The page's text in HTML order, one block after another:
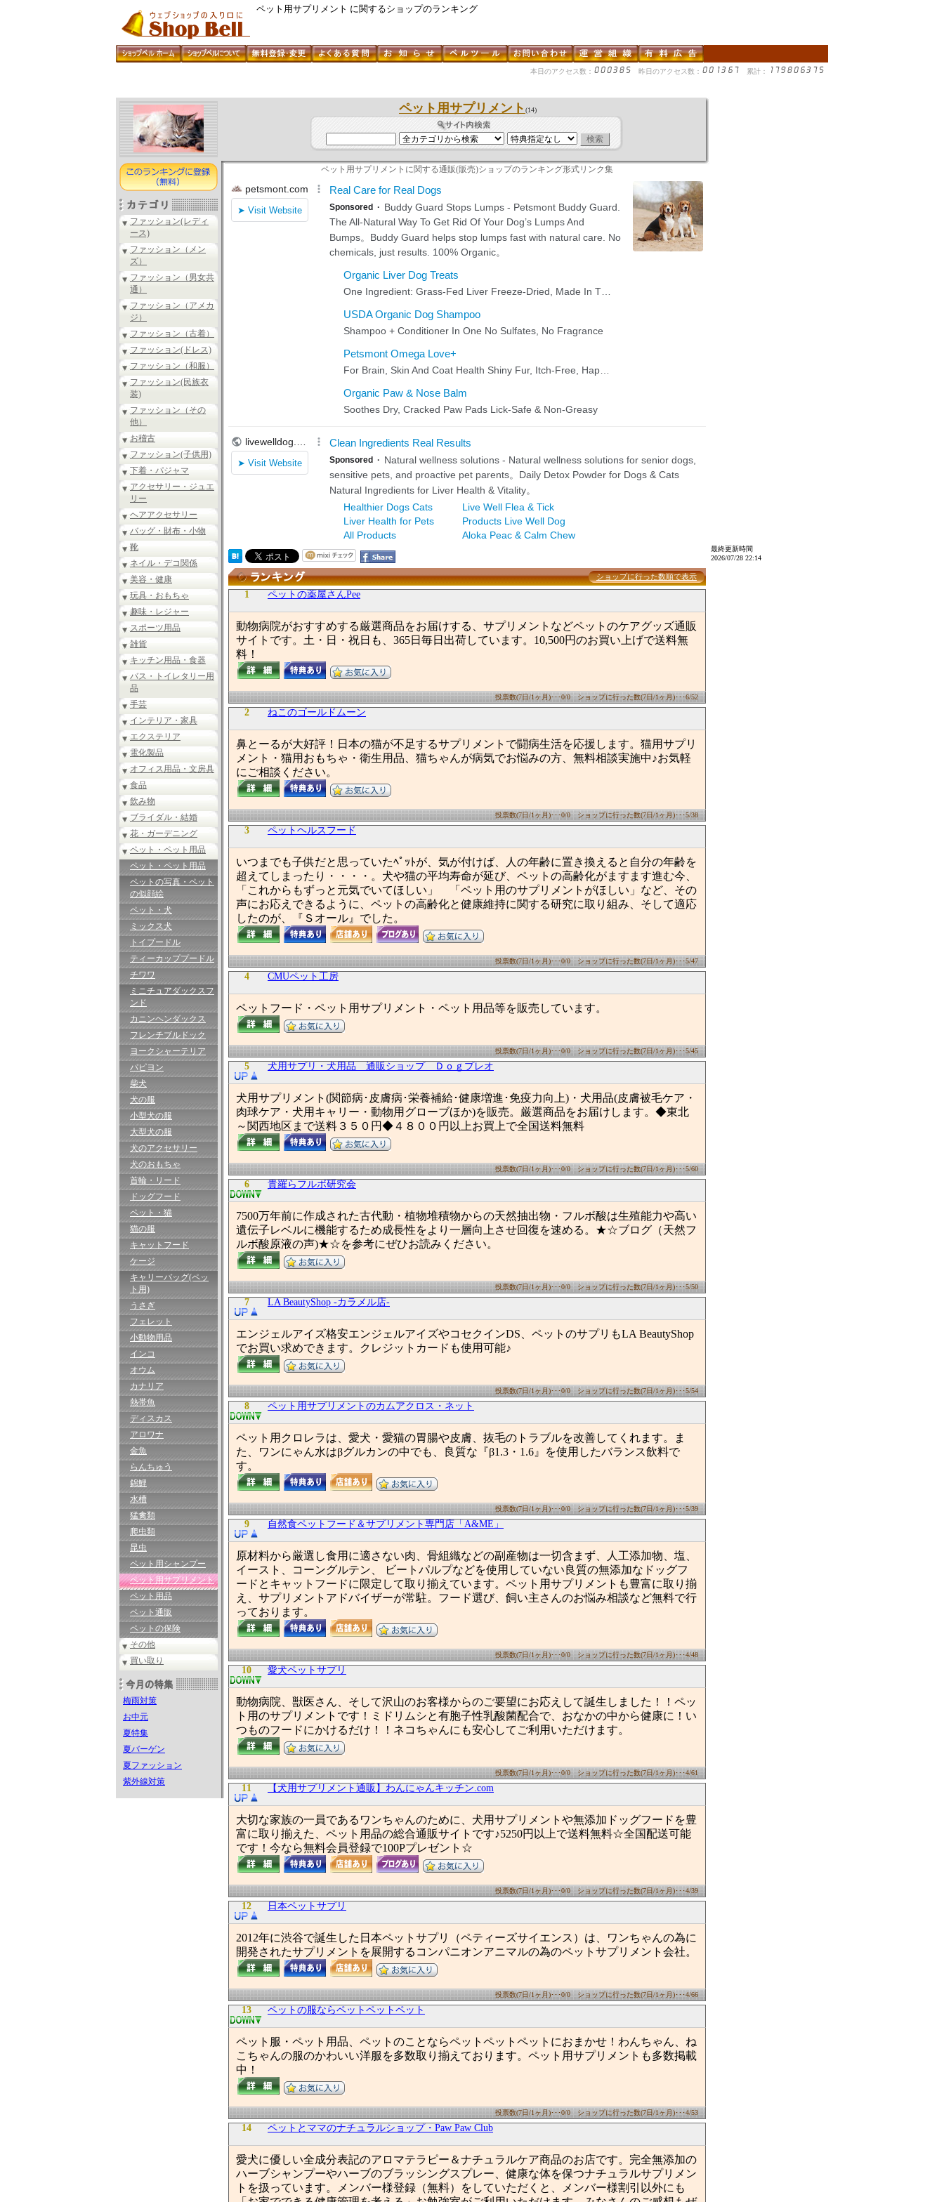
ペット用サプリメント に関するショップのランキング
本日のアクセス数： 昨日のアクセス数： 累計：
ファッション(レディ
ース)
ファッション（メン
ズ）
ファッション（男女共
通）
ファッション（アメカ
ジ）
ファッション（古着）
ファッション(ドレス)
ファッション（和服）
ファッション(民族衣
装)
ファッション（その
他）
お稽古
ファッション(子供用)
下着・パジャマ
アクセサリー・ジュエ
リー
ヘアアクセサリー
バッグ・財布・小物
靴
ネイル・デコ関係
美容・健康
玩具・おもちゃ
趣味・レジャー
スポーツ用品
雑貨
キッチン用品・食器
バス・トイレタリー用
品
手芸
インテリア・家具
エクステリア
電化製品
オフィス用品・文房具
食品
飲み物
ブライダル・結婚
花・ガーデニング
ペット・ペット用品
ペット・ペット用品
ペットの写真・ペット
の似顔絵
ペット・犬
ミックス犬
トイプードル
ティーカッププードル
チワワ
ミニチュアダックスフ
ンド
カニンヘンダックス
フレンチブルドック
ヨークシャーテリア
パピヨン
柴犬
犬の服
小型犬の服
大型犬の服
犬のアクセサリー
犬のおもちゃ
首輪・リード
ドッグフード
ペット・猫
猫の服
キャットフード
ケージ
キャリーバッグ(ペッ
ト用)
うさぎ
フェレット
小動物用品
インコ
オウム
カナリア
熱帯魚
ディスカス
アロワナ
金魚
らんちゅう
錦鯉
水槽
猛禽類
爬虫類
昆虫
ペット用シャンプー
ペット用サプリメント
ペット用品
ペット通販
ペットの保険
その他
買い取り
梅雨対策
お中元
夏特集
夏バーゲン
夏ファッション
紫外線対策
ペット用サプリメント (14)
ペット用サプリメントに関する通販(販売)ショップのランキング形式リンク集
ショップに行った数順で表示
1 ペットの薬屋さんPee
動物病院がおすすめする厳選商品をお届けする、サプリメントなどペットのケアグッズ通販
サイトです。土・日・祝日も、365日毎日出荷しています。10,500円のお買い上げで送料無
料！
投票数(7日/1ヶ月)･･･0/0 ショップに行った数(7日/1ヶ月)･･･6/52
2 ねこのゴールドムーン
鼻とーるが大好評！日本の猫が不足するサプリメントで闘病生活を応援します。猫用サプリ
メント・猫用おもちゃ・衛生用品、猫ちゃんが病気でお悩みの方、無料相談実施中♪お気軽
にご相談ください。
投票数(7日/1ヶ月)･･･0/0 ショップに行った数(7日/1ヶ月)･･･5/38
3 ペットヘルスフード
いつまでも子供だと思っていたﾍﾟｯﾄが、気が付けば、人の年齢に置き換えると自分の年齢を
超えてしまったり・・・・。犬や猫の平均寿命が延び、ペットの高齢化がますます進む今、
「これからもずっと元気でいてほしい」 「ペット用のサプリメントがほしい」など、その
声にお応えできるように、ペットの高齢化と健康維持に関する研究に取り組み、そして適応
したのが、『Ｓオール』でした。
投票数(7日/1ヶ月)･･･0/0 ショップに行った数(7日/1ヶ月)･･･5/47
4 CMUペット工房
ペットフード・ペット用サプリメント・ペット用品等を販売しています。
投票数(7日/1ヶ月)･･･0/0 ショップに行った数(7日/1ヶ月)･･･5/45
5 犬用サプリ・犬用品 通販ショップ Ｄｏｇプレオ
犬用サプリメント(関節病･皮膚病･栄養補給･健康増進･免疫力向上)・犬用品(皮膚被毛ケア・
肉球ケア・犬用キャリー・動物用グローブほか)を販売。厳選商品をお届けします。◆東北
～関西地区まで送料３５０円◆４８００円以上お買上で全国送料無料
投票数(7日/1ヶ月)･･･0/0 ショップに行った数(7日/1ヶ月)･･･5/60
6 貴羅らフルボ研究会
7500万年前に作成された古代動・植物堆積物からの天然抽出物・フルボ酸は生殖能力や高い
遺伝子レベルに機能するため成長性をより一層向上させ回復を速める。★☆ブログ（天然フ
ルボ酸原液の声)★☆を参考にぜひお読みください。
投票数(7日/1ヶ月)･･･0/0 ショップに行った数(7日/1ヶ月)･･･5/50
7 LA BeautyShop -カラメル店-
エンジェルアイズ格安エンジェルアイズやコセクインDS、ペットのサプリもLA BeautyShop
でお買い求めできます。クレジットカードも使用可能♪
投票数(7日/1ヶ月)･･･0/0 ショップに行った数(7日/1ヶ月)･･･5/54
8 ペット用サプリメントのカムアクロス・ネット
ペット用クロレラは、愛犬・愛猫の胃腸や皮膚、抜毛のトラブルを改善してくれます。ま
た、ワンにゃん水はβグルカンの中でも、良質な『β1.3・1.6』を使用したバランス飲料で
す。
投票数(7日/1ヶ月)･･･0/0 ショップに行った数(7日/1ヶ月)･･･5/39
9 自然食ペットフード＆サプリメント専門店「A&ME」
原材料から厳選し食用に適さない肉、骨組織などの副産物は一切含まず、人工添加物、塩、
イースト、コーングルテン、 ビートパルプなどを使用していない良質の無添加なドッグフ
ードとキャットフードに限定して取り揃えています。ペット用サプリメントも豊富に取り揃
え、サプリメントアドバイザーが常駐。フード選び、飼い主さんのお悩み相談など無料で行
っております。
投票数(7日/1ヶ月)･･･0/0 ショップに行った数(7日/1ヶ月)･･･4/48
10 愛犬ペットサプリ
動物病院、獣医さん、そして沢山のお客様からのご要望にお応えして誕生しました！！ペッ
ト用のサプリメントです！ミドリムシと有胞子性乳酸菌配合で、おなかの中から健康に！い
つものフードにかけるだけ！！ネコちゃんにも安心してご利用いただけます。
投票数(7日/1ヶ月)･･･0/0 ショップに行った数(7日/1ヶ月)･･･4/61
11 【犬用サプリメント通販】わんにゃんキッチン.com
大切な家族の一員であるワンちゃんのために、犬用サプリメントや無添加ドッグフードを豊
富に取り揃えた、ペット用品の総合通販サイトです♪5250円以上で送料無料☆全国配送可能
です！今なら無料会員登録で100Pプレゼント☆
投票数(7日/1ヶ月)･･･0/0 ショップに行った数(7日/1ヶ月)･･･4/39
12 日本ペットサプリ
2012年に渋谷で誕生した日本ペットサプリ（ペティーズサイエンス）は、ワンちゃんの為に
開発されたサプリメントを展開するコンパニオンアニマルの為のペットサプリメント会社。
投票数(7日/1ヶ月)･･･0/0 ショップに行った数(7日/1ヶ月)･･･4/66
13 ペットの服ならペットペットペット
ペット服・ペット用品、ペットのことならペットペットペットにおまかせ！わんちゃん、ね
こちゃんの服のかわいい洋服を多数取り揃えております。ペット用サプリメントも多数掲載
中！
投票数(7日/1ヶ月)･･･0/0 ショップに行った数(7日/1ヶ月)･･･4/53
14 ペットとママのナチュラルショップ・Paw Paw Club
愛犬に優しい全成分表記のアロマテラピー＆ナチュラルケア商品のお店です。完全無添加の
ハーブシャンプーやハーブのブラッシングスプレー、健康な体を保つナチュラルサプリメン
トを扱っています。メンバー様登録（無料）をしていただくと、メンバー様割引以外にも
最終更新時間
2026/07/28 22:14